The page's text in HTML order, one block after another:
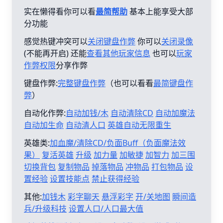
实在懒得看你可以看最简帮助基本上能享受大部
分功能
感觉热键冲突可以关闭键盘作弊你可以关闭录像
(不能再开启) 还能查看其他玩家信息 也可以玩家
作弊权限分享作弊
键盘作弊:完整键盘作弊 （也可以看看最简键盘作
弊）
自动化作弊:自动加钱/木 自动清除CD 自动加魔法
自动加生命 自动清人口 英雄自动无限重生
英雄类:加血魔/清除CD/负面Buff（负面魔法效
果）
复活英雄 升级 加力量 加敏捷加智力 加三围
切换背包 复制物品 掉落物品 冲物品 打包物品 设
置经验设置技能点 禁止获得经验
其他:加钱木彩字聊天 悬浮彩字 开/关地图 瞬间造
兵/升级科技 设置人口/人口最大值